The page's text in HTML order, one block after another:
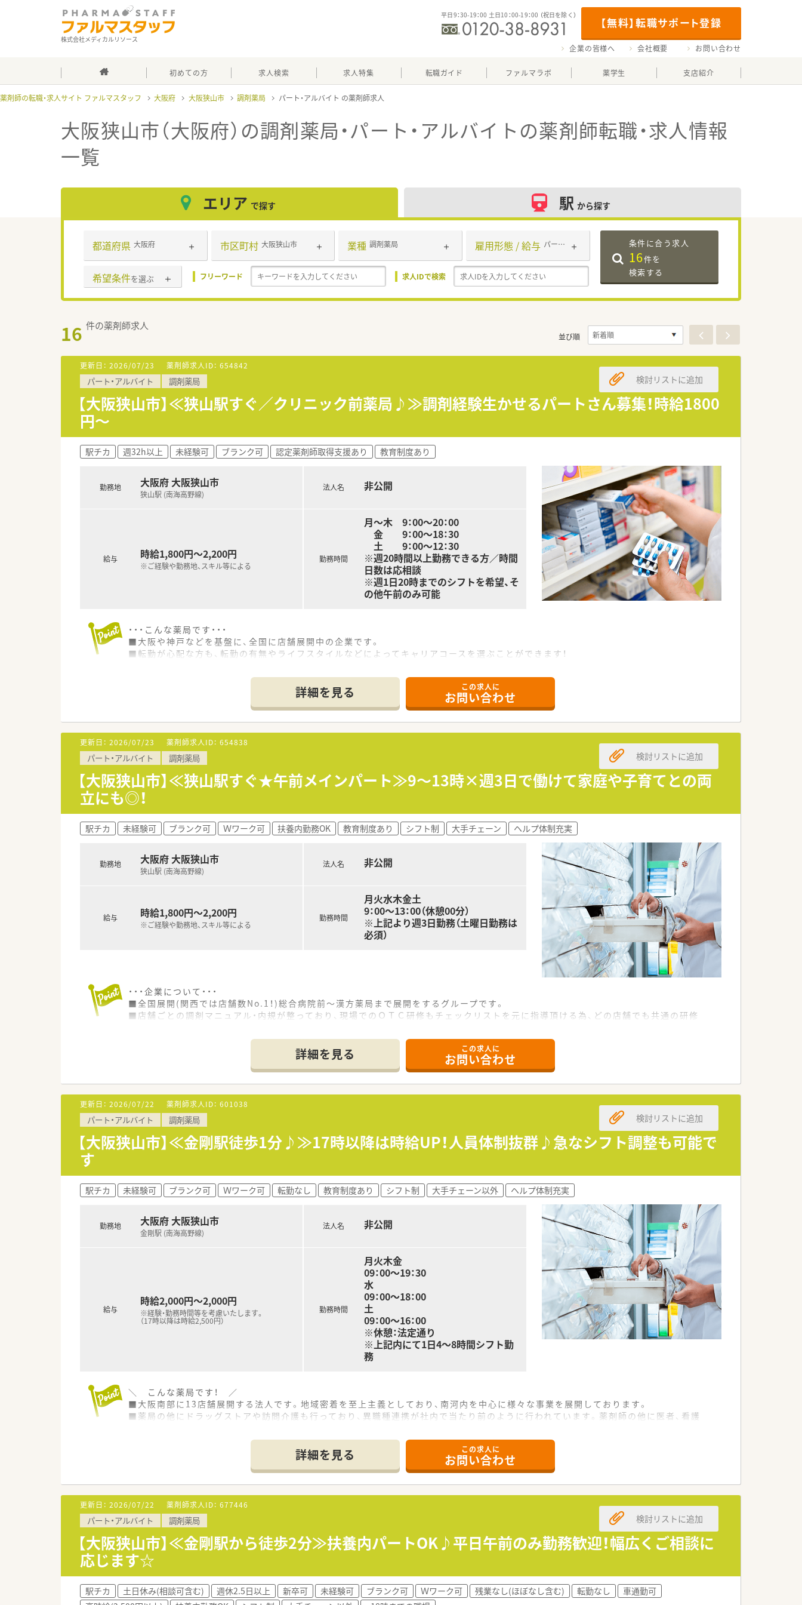
株式会社メディカルリソース
【無料】転職サポート登録
平日9：30-19：00 土日10：00-19：00 （祝日を除く）
企業の皆様へ 会社概要 お問い合わせ
初めての方 求人検索 求人特集 転職ガイド ファルマラボ 薬学生 支店紹介
薬剤師の転職・求人サイト ファルマスタッフ 大阪府 大阪狭山市 調剤薬局 パート・アルバイト
大阪狭山市（大阪府）の調剤薬局・パート・アルバイトの薬剤師転職・求人情報
一覧
エリア で探す 駅 から探す
都道府県 大阪府 市区町村 大阪狭山市 業種 調剤薬局 雇用形態 / 給与 パート・アルバイト
希望条件を選ぶ フリーワード 求人IDで検索
条件に合う求人
16件を
検索する
16 件の薬剤師求人
並び順
更新日： 2026/07/23 薬剤師求人ID： 654842
パート・アルバイト 調剤薬局
【大阪狭山市】≪狭山駅すぐ／クリニック前薬局♪≫調剤経験生かせるパートさん募集！時給1800
円～
検討リストに追加
駅チカ 週32h以上 未経験可 ブランク可 認定薬剤師取得支援あり 教育制度あり
勤務地 大阪府 大阪狭山市
狭山駅 (南海高野線)
給与 時給1,800円～2,200円
※ご経験や勤務地、スキル等による
法人名 非公開
勤務時間
月～木 9：00～20：00
金 9：00～18：30
土 9：00～12：30
※週20時間以上勤務できる方／時間
日数は応相談
※週1日20時までのシフトを希望、そ
の他午前のみ可能
・・・こんな薬局です・・・
■大阪や神戸などを基盤に、全国に店舗展開中の企業です。
■転勤が心配な方も、転勤の有無やライフスタイルなどによってキャリアコースを選ぶことができます！
全ての形態での展開があります。
■店舗ごとの調剤マニュアル・内規が整っており、現場でのＯＴＣ研修もチェックリストを元に指導頂ける為、どの店舗でも共通の研修
■本部には模擬調剤室もあり、未経験・ブランクのある方も安心できる環境です。
■年間100講座以上の自由参加の研修あり。症例別研修・服薬指導研修・医学部教授等の講演会もあり。
■認定薬剤師取得サポートも充実！
■年間休日は123日、1人当たりの処方箋枚数は20枚～25枚と余裕を持った人事配置をされ、エリアマネージャーのヘルプ体制もあり、
しっかり休暇の取れる会社風土。
■小学校１年生の1学期が終わるまで時短勤務取得が可能！
■現場マネジメント業務や本部業務、グループ会社の本部社員、教育・研修部門など様々なキャリアプランも！
詳細を見る この求人に
お問い合わせ
更新日： 2026/07/23 薬剤師求人ID： 654838
パート・アルバイト 調剤薬局
【大阪狭山市】≪狭山駅すぐ★午前メインパート≫9～13時×週3日で働けて家庭や子育てとの両
立にも◎！
検討リストに追加
駅チカ 未経験可 ブランク可 Ｗワーク可 扶養内勤務OK 教育制度あり シフト制 大手チェーン ヘルプ体制充実
勤務地 大阪府 大阪狭山市
狭山駅 (南海高野線)
給与 時給1,800円～2,200円
※ご経験や勤務地、スキル等による
法人名 非公開
勤務時間
月火水木金土
9：00～13：00（休憩00分）
※上記より週3日勤務（土曜日勤務は
必須）
・・・企業について・・・
■全国展開(関西では店舗数No.1！)総合病院前～漢方薬局まで展開をするグループです。
■店舗ごとの調剤マニュアル・内規が整っており、現場でのＯＴＣ研修もチェックリストを元に指導頂ける為、どの店舗でも共通の研修
■本部には模擬調剤室もあり、未経験・ブランクのある方も安心できる環境です。※中途入社の方も病院出身者、未経験も多く現場受入
■年間100講座以上の自由参加の研修も御座います。症例別研修・服薬指導研修・医学部教授等の講演会もあり。
■認定薬剤師取得サポートも充実、外来がん認定など各種専門資格取得を応援致します。
詳細を見る この求人に
お問い合わせ
更新日： 2026/07/22 薬剤師求人ID： 601038
パート・アルバイト 調剤薬局
【大阪狭山市】≪金剛駅徒歩1分♪≫17時以降は時給UP！人員体制抜群♪急なシフト調整も可能で
す
検討リストに追加
駅チカ 未経験可 ブランク可 Ｗワーク可 転勤なし 教育制度あり シフト制 大手チェーン以外 ヘルプ体制充実
勤務地 大阪府 大阪狭山市
金剛駅 (南海高野線)
給与
時給2,000円～2,000円
※経験・勤務時間等を考慮いたします。
（17時以降は時給2,500円）
法人名 非公開
勤務時間
月火木金
09：00～19：30
水
09：00～18：00
土
09：00～16：00
※休憩：法定通り
※上記内にて1日4～8時間シフト勤
務
＼ こんな薬局です！ ／
■大阪南部に13店舗展開する法人です。地域密着を至上主義としており、南河内を中心に様々な事業を展開しております。
■薬局の他にドラッグストアや訪問介護も行っており、異職種連携が社内で当たり前のように行われています。薬剤師の他に医者、看護
＼ コンサルタントおすすめポイント★ ／
■木目調を基調とした温かい雰囲気の薬局です♪業務時間外の処方箋も受け付けられるようポストを設けるなど、患者様に寄り添った
店舗運営をされておられます。
■大阪狭山市内だけで計3店舗展開あり！ヘルプ体制も充実しており、皆で助け合う雰囲気があります。
＼ こんな方におすすめ！ ／
★ストレスなく通勤したい方（駅から歩いてすぐ！）
★薬剤師としてスキルアップしたいとお考えの方
詳細を見る この求人に
お問い合わせ
更新日： 2026/07/22 薬剤師求人ID： 677446
パート・アルバイト 調剤薬局
【大阪狭山市】≪金剛駅から徒歩2分≫扶養内パートOK♪平日午前のみ勤務歓迎！幅広くご相談に
応じます☆
検討リストに追加
駅チカ 土日休み(相談可含む) 週休2.5日以上 新卒可 未経験可 ブランク可 Ｗワーク可 残業なし(ほぼなし含む) 転勤なし
車通勤可